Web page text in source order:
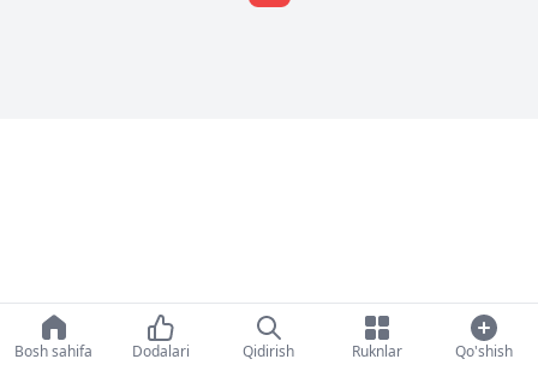
Bosh sahifa Dodalari Qidirish Ruknlar Qo'shish